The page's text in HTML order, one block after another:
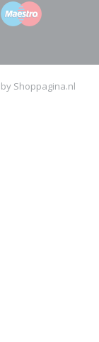
Shoppagina.nl